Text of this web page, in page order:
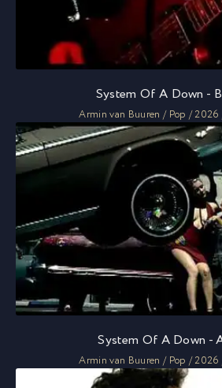
System Of A Down -
Armin van Buuren / Pop /
System Of A Down -
Armin van Buuren / Pop /